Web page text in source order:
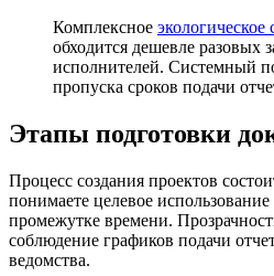
Комплексное
обходится дешевле разовых
исполнителей. Системный
пропуска сроков подачи
Этапы подготовки
Процесс создания проектов
понимаете целевое
промежутке времени.
соблюдение графиков подачи
ведомства.